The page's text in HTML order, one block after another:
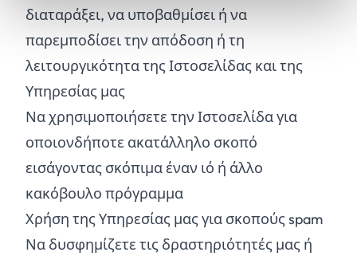
διαταράξει, να υποβαθμίσει ή να
παρεμποδίσει την απόδοση ή τη
λειτουργικότητα της Ιστοσελίδας και της
Υπηρεσίας μας
Να χρησιμοποιήσετε την Ιστοσελίδα για
οποιονδήποτε ακατάλληλο σκοπό
εισάγοντας σκόπιμα έναν ιό ή άλλο
κακόβουλο πρόγραμμα
Χρήση της Υπηρεσίας μας για σκοπούς spam
Να δυσφημίζετε τις δραστηριότητές μας ή